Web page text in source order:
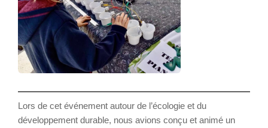
Lors de cet événement autour de l’écologie et du
développement durable, nous avions conçu et animé un